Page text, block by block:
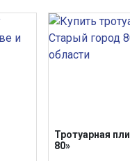
Тротуарная
80»